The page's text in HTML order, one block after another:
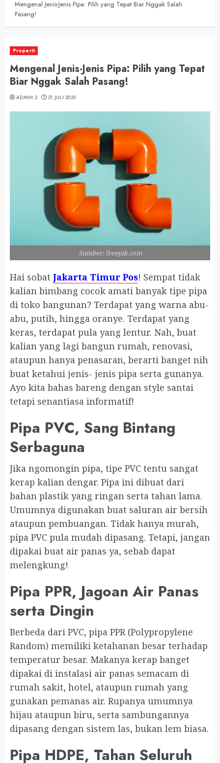
Mengenal Jenis-Jenis Pipa: Pilih yang Tepat Biar Nggak Salah
Pasang!
Properti
Mengenal Jenis-Jenis Pipa: Pilih yang Tepat
Biar Nggak Salah Pasang!
ADMIN 2 21 JULI 2025
Sumber: freepik.com
Hai sobat Jakarta Timur Pos! Sempat tidak
kalian bimbang cocok amati banyak tipe pipa
di toko bangunan? Terdapat yang warna abu-
abu, putih, hingga oranye. Terdapat yang
keras, terdapat pula yang lentur. Nah, buat
kalian yang lagi bangun rumah, renovasi,
ataupun hanya penasaran, berarti banget nih
buat ketahui jenis- jenis pipa serta gunanya.
Ayo kita bahas bareng dengan style santai
tetapi senantiasa informatif!
Pipa PVC, Sang Bintang
Serbaguna
Jika ngomongin pipa, tipe PVC tentu sangat
kerap kalian dengar. Pipa ini dibuat dari
bahan plastik yang ringan serta tahan lama.
Umumnya digunakan buat saluran air bersih
ataupun pembuangan. Tidak hanya murah,
pipa PVC pula mudah dipasang. Tetapi, jangan
dipakai buat air panas ya, sebab dapat
melengkung!
Pipa PPR, Jagoan Air Panas
serta Dingin
Berbeda dari PVC, pipa PPR (Polypropylene
Random) memiliki ketahanan besar terhadap
temperatur besar. Makanya kerap banget
dipakai di instalasi air panas semacam di
rumah sakit, hotel, ataupun rumah yang
gunakan pemanas air. Rupanya umumnya
hijau ataupun biru, serta sambungannya
dipasang dengan sistem las, bukan lem biasa.
Pipa HDPE, Tahan Seluruh